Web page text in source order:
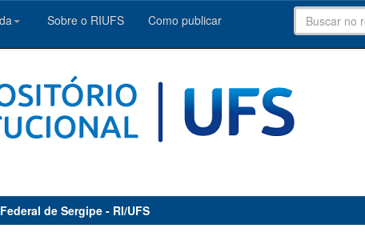
Sobre o RIUFS Como publicar
de Sergipe - RI/UFS